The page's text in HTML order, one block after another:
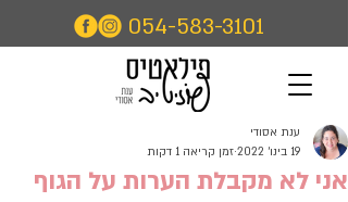
⁦054-583-3101⁩
אני לא מקבלת הערות על הגוף
ענת אסודי
19 בינו׳ 2022
זמן קריאה 1 דקות